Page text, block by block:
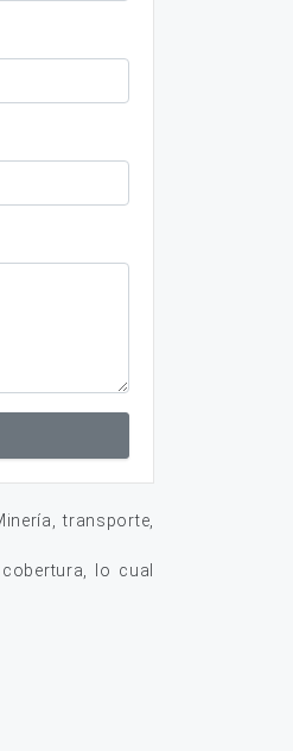
transporte,
lo cual